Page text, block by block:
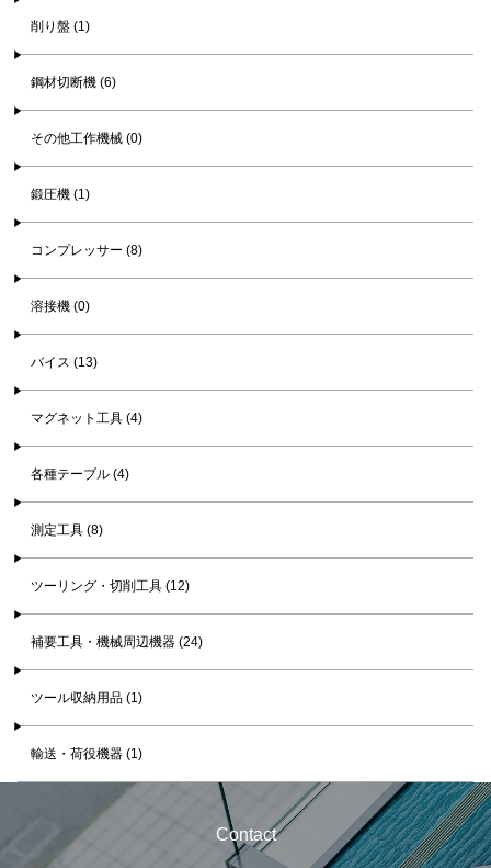
削り盤 (1)
鋼材切断機 (6)
その他工作機械 (0)
鍛圧機 (1)
コンプレッサー (8)
溶接機 (0)
バイス (13)
マグネット工具 (4)
各種テーブル (4)
測定工具 (8)
ツーリング・切削工具 (12)
補要工具・機械周辺機器 (24)
ツール収納用品 (1)
輸送・荷役機器 (1)
Contact